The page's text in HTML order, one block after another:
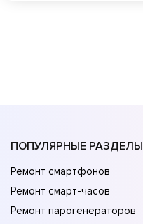
ПОПУЛЯРНЫЕ РАЗДЕЛЫ
Ремонт смартфонов
Ремонт смарт-часов
Ремонт парогенераторов